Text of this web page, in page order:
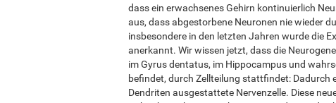
dass ein erwachsenes Gehirn kontinuierlich
aus, dass abgestorbene Neuronen nie wieder
insbesondere in den letzten Jahren wurde die
anerkannt. Wir wissen jetzt, dass die
im Gyrus dentatus, im Hippocampus und
befindet, durch Zellteilung stattfindet: Dadurch
Dendriten ausgestattete Nervenzelle. Diese